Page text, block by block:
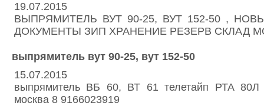
19.07.2015
ВЫПРЯМИТЕЛЬ ВУТ 90-25, ВУТ 152-50 ,
ДОКУМЕНТЫ ЗИП ХРАНЕНИЕ РЕЗЕРВ СКЛАД
выпрямитель вут 90-25, вут 152-50
15.07.2015
выпрямитель ВБ 60, ВТ 61 телетайп РТА
москва 8 9166023919